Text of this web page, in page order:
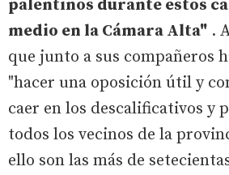
palentinos durante estos
medio en la Cámara Alta" .
que junto a sus compañeros
"hacer una oposición útil y
caer en los descalificativos y
todos los vecinos de la
ello son las más de